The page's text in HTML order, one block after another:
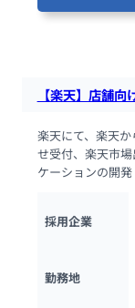
【楽天】店舗
楽天にて、楽天
せ受付、楽天市
ケーションの開
採用企業
勤務地